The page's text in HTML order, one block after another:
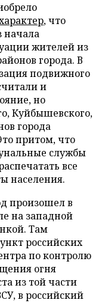
, что
начала
жителей из
города. В
подвижного
и
но
Куйбышевского,
города
притом, что
службы
все
населения.
произошел в
на западной
Там
российских
по контролю
огня
из той части
в российский